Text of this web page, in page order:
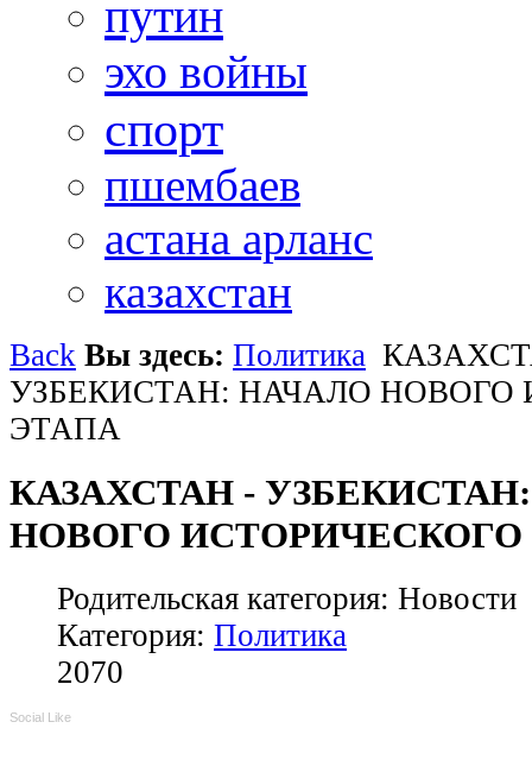
путин
эхо войны
спорт
пшембаев
астана арланс
казахстан
Back Вы здесь: Политика
УЗБЕКИСТАН: НАЧАЛО НОВОГО
ЭТАПА
КАЗАХСТАН ­-
НОВОГО ИСТОРИЧЕСКОГО
Родительская категория: Новости
Категория: Политика
2070
Social Like